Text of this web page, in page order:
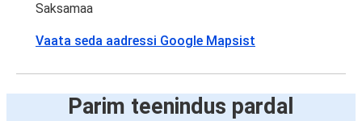
Saksamaa
Vaata seda aadressi Google Mapsist
Parim teenindus pardal